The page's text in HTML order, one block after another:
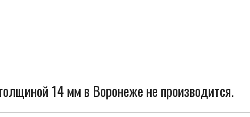
14 мм в Воронеже не производится.